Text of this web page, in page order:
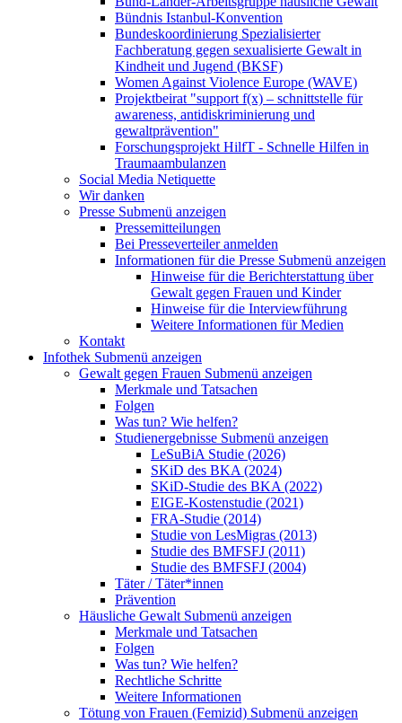
Bündnis Istanbul-Konvention
Bundeskoordinierung Spezialisierter
Fachberatung gegen sexualisierte Gewalt in
Kindheit und Jugend (BKSF)
Women Against Violence Europe (WAVE)
Projektbeirat "support f(x) – schnittstelle für
awareness, antidiskriminierung und
gewaltprävention"
Forschungsprojekt HilfT - Schnelle Hilfen in
Traumaambulanzen
Social Media Netiquette
Wir danken
Presse Submenü anzeigen
Pressemitteilungen
Bei Presseverteiler anmelden
Informationen für die Presse Submenü anzeigen
Hinweise für die Berichterstattung über
Gewalt gegen Frauen und Kinder
Hinweise für die Interviewführung
Weitere Informationen für Medien
Kontakt
Infothek Submenü anzeigen
Gewalt gegen Frauen Submenü anzeigen
Merkmale und Tatsachen
Folgen
Was tun? Wie helfen?
Studienergebnisse Submenü anzeigen
LeSuBiA Studie (2026)
SKiD des BKA (2024)
SKiD-Studie des BKA (2022)
EIGE-Kostenstudie (2021)
FRA-Studie (2014)
Studie von LesMigras (2013)
Studie des BMFSFJ (2011)
Studie des BMFSFJ (2004)
Täter / Täter*innen
Prävention
Häusliche Gewalt Submenü anzeigen
Merkmale und Tatsachen
Folgen
Was tun? Wie helfen?
Rechtliche Schritte
Weitere Informationen
Tötung von Frauen (Femizid) Submenü anzeigen